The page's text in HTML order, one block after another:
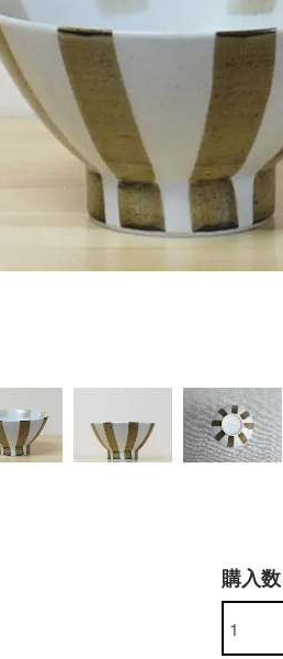
購入数